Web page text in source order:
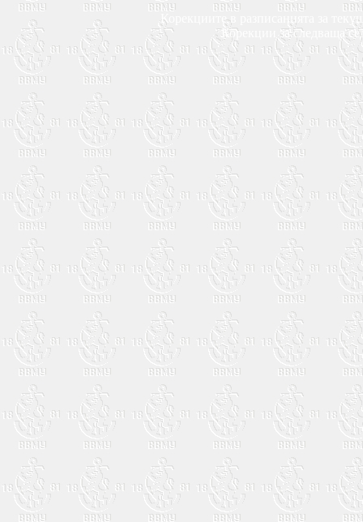
Корекциите в разписанията за
Корекции за следваща